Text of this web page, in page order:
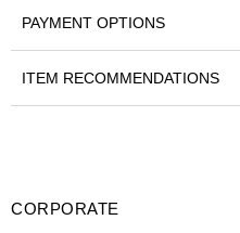
PAYMENT OPTIONS
ITEM RECOMMENDATIONS
CORPORATE